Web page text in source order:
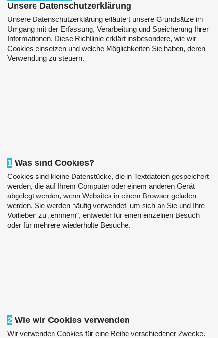
Unsere Datenschutzerklärung
Unsere Datenschutzerklärung erläutert unsere Grundsätze im
Umgang mit der Erfassung, Verarbeitung und Speicherung Ihrer
Informationen. Diese Richtlinie erklärt insbesondere, wie wir
Cookies einsetzen und welche Möglichkeiten Sie haben, deren
Verwendung zu steuern.
1 Was sind Cookies?
Cookies sind kleine Datenstücke, die in Textdateien gespeichert
werden, die auf Ihrem Computer oder einem anderen Gerät
abgelegt werden, wenn Websites in einem Browser geladen
werden. Sie werden häufig verwendet, um sich an Sie und Ihre
Vorlieben zu „erinnern“, entweder für einen einzelnen Besuch
oder für mehrere wiederholte Besuche.
2 Wie wir Cookies verwenden
Wir verwenden Cookies für eine Reihe verschiedener Zwecke.